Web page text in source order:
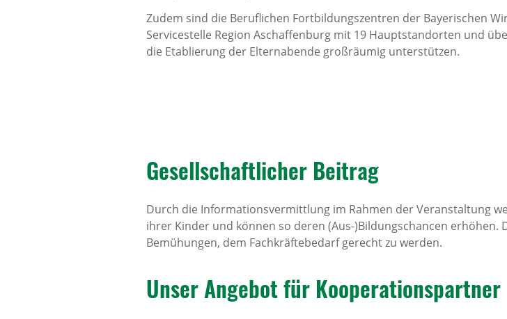
Zudem sind die Beruflichen Fortbildungszentren der Bayerischen
Servicestelle Region Aschaffenburg mit 19 Hauptstandorten und
die Etablierung der Elternabende großräumig unterstützen.
Gesell­schaft­li­cher Beitrag
Durch die Informationsvermittlung im Rahmen der Veranstaltung
ihrer Kinder und können so deren (Aus-)Bildungschancen
Bemühungen, dem Fachkräftebedarf gerecht zu werden.
Unser Angebot für Koope­ra­ti­ons­partner